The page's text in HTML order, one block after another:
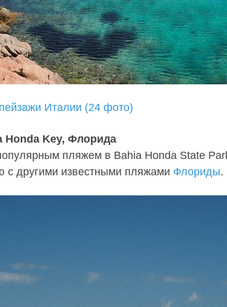
Италии (24 фото)
Honda Key, Флорида
пляжем в Bahia Honda State
с другими известными пляжами Флориды.